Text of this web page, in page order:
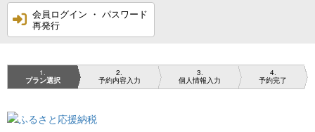
会員ログイン ・ パスワード
再発行
1
プラン選択
2
予約内容入力
3
個人情報入力
4
予約完了